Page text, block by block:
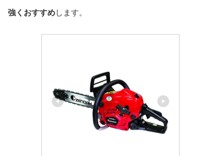
強くおすすめします。